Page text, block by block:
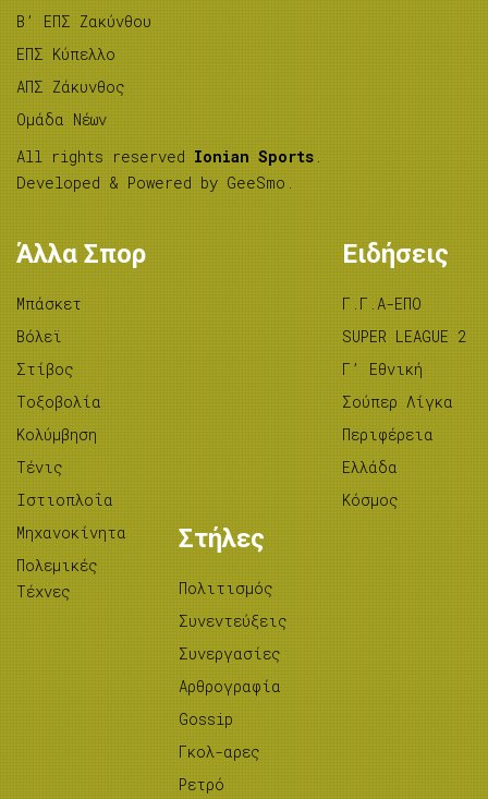
B’ ΕΠΣ Ζακύνθου
ΕΠΣ Κύπελλο
ΑΠΣ Ζάκυνθος
Ομάδα Νέων
All rights reserved Ionian Sports
Developed & Powered by GeeSmo
Άλλα Σπορ
Μπάσκετ
Βόλεϊ
Στίβος
Tοξοβολία
Κολύμβηση
Τένις
Ιστιοπλοΐα
Μηχανοκίνητα
Πολεμικές
Τέχνες
Ειδήσεις
Γ.Γ.Α-ΕΠΟ
SUPER LEAGUE 2
Γ’ Εθνική
Σούπερ Λίγκα
Περιφέρεια
Ελλάδα
Κόσμος
Στήλες
Πολιτισμός
Συνεντεύξεις
Συνεργασίες
Αρθρογραφία
Gossip
Γκολ-αρες
Ρετρό